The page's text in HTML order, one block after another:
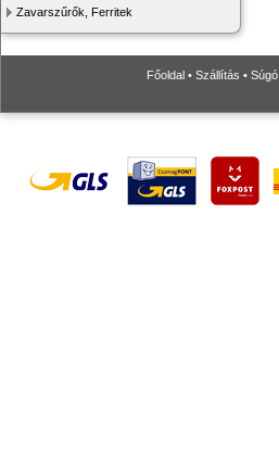
Zavarszűrők, Ferritek
Főoldal • Szállítás • Súgó